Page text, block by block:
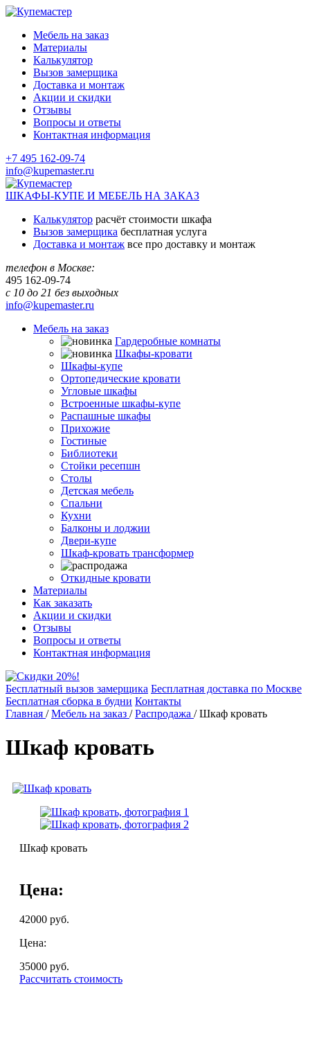
Мебель на заказ
Материалы
Калькулятор
Вызов замерщика
Доставка и монтаж
Акции и скидки
Отзывы
Вопросы и ответы
Контактная информация
+7 495 162-09-74
info@kupemaster.ru
ШКАФЫ-КУПЕ И МЕБЕЛЬ НА ЗАКАЗ
Калькулятор расчёт стоимости шкафа
Вызов замерщика бесплатная услуга
Доставка и монтаж все про доставку и монтаж
телефон в Москве:
495 162-09-74
с 10 до 21 без выходных
info@kupemaster.ru
Мебель на заказ
Гардеробные комнаты
Шкафы-кровати
Шкафы-купе
Ортопедические кровати
Угловые шкафы
Встроенные шкафы-купе
Распашные шкафы
Прихожие
Гостиные
Библиотеки
Стойки ресепшн
Столы
Детская мебель
Спальни
Кухни
Балконы и лоджии
Двери-купе
Шкаф-кровать трансформер
Откидные кровати
Материалы
Как заказать
Акции и скидки
Отзывы
Вопросы и ответы
Контактная информация
Бесплатный вызов замерщика Бесплатная доставка по Москве
Бесплатная сборка в будни Контакты
Главная /Мебель на заказ /Распродажа /Шкаф кровать
Шкаф кровать
Шкаф кровать
Цена:
42000 руб.
Цена:
35000 руб.
Рассчитать стоимость